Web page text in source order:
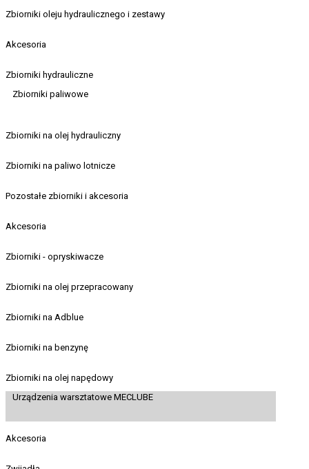
Zbiorniki oleju hydraulicznego i zestawy
Akcesoria
Zbiorniki hydrauliczne
Zbiorniki paliwowe
Zbiorniki na olej hydrauliczny
Zbiorniki na paliwo lotnicze
Pozostałe zbiorniki i akcesoria
Akcesoria
Zbiorniki - opryskiwacze
Zbiorniki na olej przepracowany
Zbiorniki na Adblue
Zbiorniki na benzynę
Zbiorniki na olej napędowy
Urządzenia warsztatowe MECLUBE
Akcesoria